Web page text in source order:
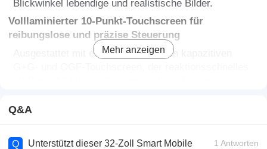
Blickwinkel lebendige und realistische Bilder.
Volllaminierter 10-Punkt-Touchscreen für
reibungslose und präzise Steuerung
Ausgestattet mit einem hochpräzisen kapazitiven
Glas mit 7H-Härtegrad gewährleistet hervorragende
Antireflexbeschichtung Reflexionen reduziert und so
Mehr anzeigen
Q&A
Q
Unterstützt dieser 32-Zoll Smart Mobile
1 Antworten